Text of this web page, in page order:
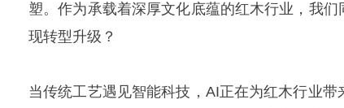
塑。作为承载着深厚文化底蕴的红木行业，我
现转型升级？
当传统工艺遇见智能科技，AI正在为红木行业